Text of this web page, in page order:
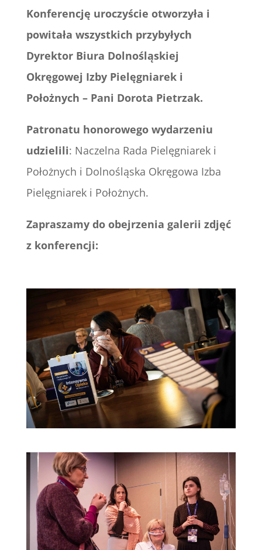
Konferencję uroczyście otworzyła i
powitała wszystkich przybyłych
Dyrektor Biura Dolnośląskiej
Okręgowej Izby Pielęgniarek i
Położnych – Pani Dorota Pietrzak.
Patronatu honorowego wydarzeniu
udzielili: Naczelna Rada Pielęgniarek i
Położnych i Dolnośląska Okręgowa Izba
Pielęgniarek i Położnych.
Zapraszamy do obejrzenia galerii zdjęć
z konferencji: